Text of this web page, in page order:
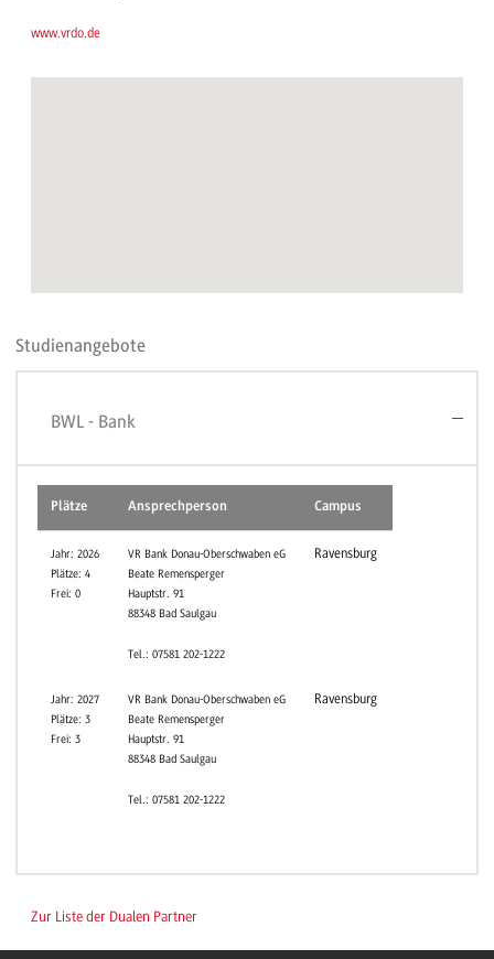
www.vrdo.de
Studienangebote
BWL - Bank
Plätze Ansprechperson Campus
Jahr: 2026
Plätze: 4
Frei: 0
VR Bank Donau-Oberschwaben eG
Beate Remensperger
Hauptstr. 91
88348 Bad Saulgau
Tel.: 07581 202-1222
Ravensburg
Jahr: 2027
Plätze: 3
Frei: 3
VR Bank Donau-Oberschwaben eG
Beate Remensperger
Hauptstr. 91
88348 Bad Saulgau
Tel.: 07581 202-1222
Ravensburg
Zur Liste der Dualen Partner